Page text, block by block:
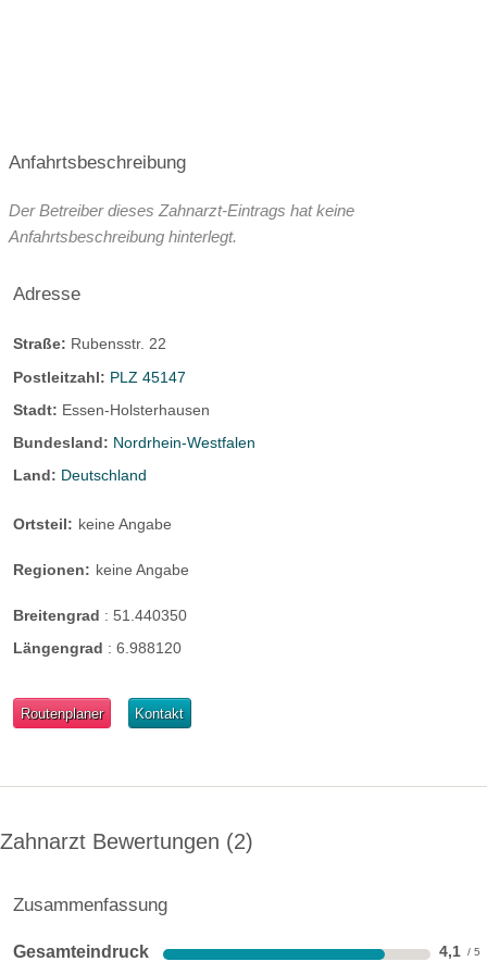
Anfahrtsbeschreibung
Der Betreiber dieses Zahnarzt-Eintrags hat keine
Anfahrtsbeschreibung hinterlegt.
Adresse
Straße: Rubensstr. 22
Postleitzahl: PLZ 45147
Stadt: Essen-Holsterhausen
Bundesland: Nordrhein-Westfalen
Land: Deutschland
Ortsteil: keine Angabe
Regionen: keine Angabe
Breitengrad : 51.440350
Längengrad : 6.988120
Routenplaner Kontakt
Zahnarzt Bewertungen 2
Zusammenfassung
Gesamteindruck 4,1